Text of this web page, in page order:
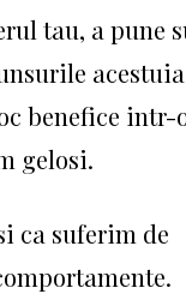
tau, a pune
acestuia
benefice intr-
gelosi.
ca suferim de